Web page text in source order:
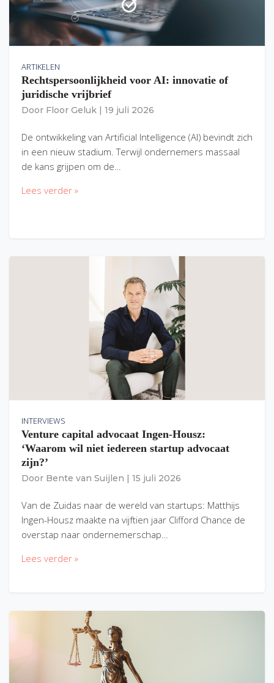
ARTIKELEN
Rechtspersoonlijkheid voor AI: innovatie of
juridische vrijbrief
Door Floor Geluk 19 juli 2026
De ontwikkeling van Artificial Intelligence (AI) bevindt zich
in een nieuw stadium. Terwijl ondernemers massaal
de kans grijpen om de…
Lees verder »
INTERVIEWS
Venture capital advocaat Ingen-Housz:
‘Waarom wil niet iedereen startup advocaat
zijn?’
Door Bente van Suijlen 15 juli 2026
Van de Zuidas naar de wereld van startups: Matthijs
Ingen-Housz maakte na vijftien jaar Clifford Chance de
overstap naar ondernemerschap…
Lees verder »